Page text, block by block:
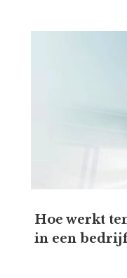
Hoe werkt
in een